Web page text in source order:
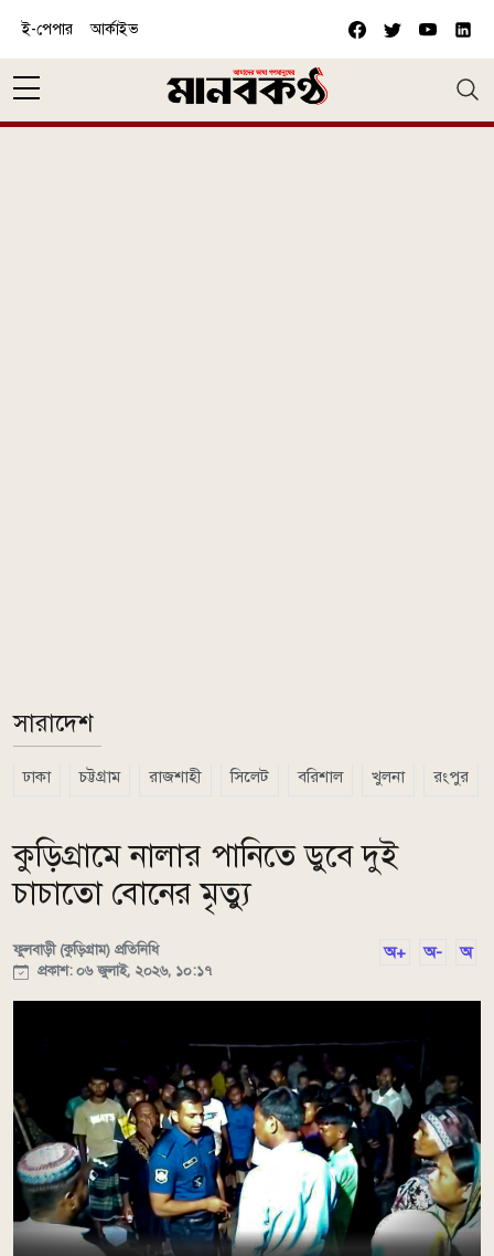
ই-পেপার আর্কাইভ
সারাদেশ
ঢাকা চট্টগ্রাম রাজশাহী সিলেট বরিশাল খুলনা রংপুর
কুড়িগ্রামে নালার পানিতে ডুবে দুই
চাচাতো বোনের মৃত্যু
ফুলবাড়ী (কুড়িগ্রাম) প্রতিনিধি
প্রকাশ: ০৬ জুলাই, ২০২৬, ১০:১৭
অ+ অ- অ